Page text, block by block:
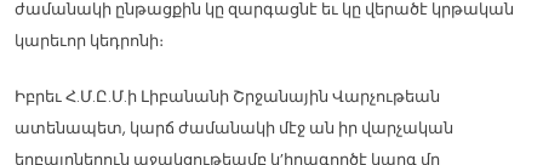
ժամանակի ընթացքին կը զարգացնէ եւ կը վերածէ կրթական
կարեւոր կեդրոնի։
Իբրեւ Հ.Մ.Ը.Մ.ի Լիբանանի Շրջանային Վարչութեան
ատենապետ, կարճ ժամանակի մէջ ան իր վարչական
եղբայրներուն աջակցութեամբ կ’իրագործէ կարգ մը